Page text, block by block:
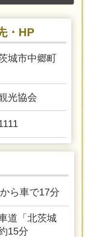
・HP
城市中郷町
光協会
ら車で17分
道「北茨城
15分